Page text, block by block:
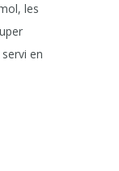
les
en